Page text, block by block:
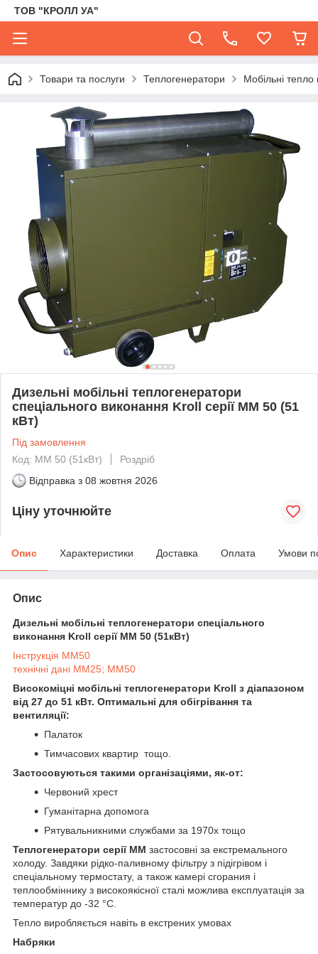
ТОВ "КРОЛЛ УА"
Товари та послуги Теплогенератори Мобільні
Дизельні мобільні теплогенератори
спеціального виконання Kroll серії ММ 50 (51
кВт)
Під замовлення
Код: ММ 50 (51кВт)
Роздріб
Відправка з 08 жовтня 2026
Ціну уточнюйте
Опис Характеристики Доставка Оплата Умови
Опис
Дизельні мобільні теплогенератори спеціального
виконання Kroll серії ММ 50 (51кВт)
Інструкція MM50
технічні дані ММ25; ММ50
Високоміцні мобільні теплогенератори Kroll з діапазоном
від 27 до 51 кВт. Оптимальні для обігрівання та
вентиляції:
Палаток
Тимчасових квартир тощо.
Застосовуються такими організаціями, як-от:
Червоний хрест
Гуманітарна допомога
Рятувальникними службами за 1970х тощо
Теплогенератори серії ММ застосовні за екстремального
холоду. Завдяки рідко-паливному фільтру з підігрівом і
спеціальному термостату, а також камері сгорания і
теплообміннику з високоякісної сталі можлива експлуатація за
температур до -32 °C.
Тепло виробляється навіть в екстрених умовах
Набряки